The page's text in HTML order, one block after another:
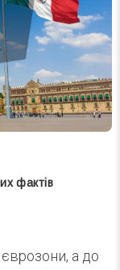
фактів
а до